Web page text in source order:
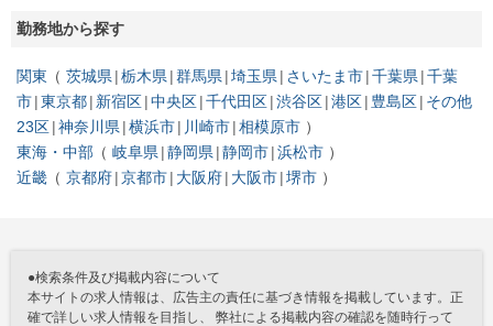
勤務地から探す
関東 茨城県 栃木県 群馬県 埼玉県 さいたま市 千葉県 千葉
市 東京都 新宿区 中央区 千代田区 渋谷区 港区 豊島区 その他
23区 神奈川県 横浜市 川崎市 相模原市
東海・中部
岐阜県 静岡県 静岡市 浜松市
近畿
京都府 京都市 大阪府 大阪市 堺市
●検索条件及び掲載内容について
本サイトの求人情報は、広告主の責任に基づき情報を掲載しています。正
確で詳しい求人情報を目指し、 弊社による掲載内容の確認を随時行って